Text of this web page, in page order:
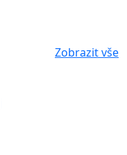
Zobrazit vše